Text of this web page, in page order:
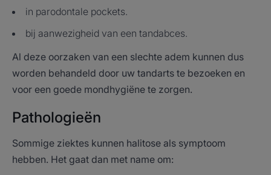
in parodontale pockets.
bij aanwezigheid van een tandabces.
Al deze oorzaken van een slechte adem kunnen dus
worden behandeld door uw tandarts te bezoeken en
voor een goede mondhygiëne te zorgen.
Pathologieën
Sommige ziektes kunnen halitose als symptoom
hebben. Het gaat dan met name om: